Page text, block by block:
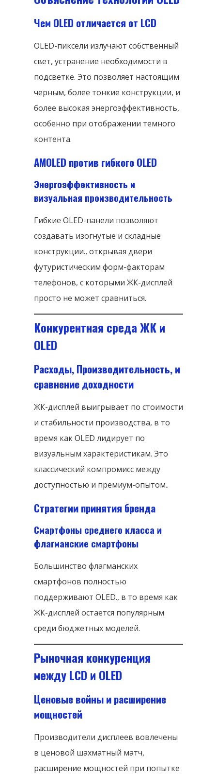
Чем OLED отличается от LCD
OLED-пиксели излучают собственный
свет, устранение необходимости в
подсветке. Это позволяет настоящим
черным, более тонкие конструкции, и
более высокая энергоэффективность,
особенно при отображении темного
контента.
AMOLED против гибкого OLED
Энергоэффективность и
визуальная производительность
Гибкие OLED-панели позволяют
создавать изогнутые и складные
конструкции., открывая двери
футуристическим форм-факторам
телефонов, с которыми ЖК-дисплей
просто не может сравниться.
Конкурентная среда ЖК и
OLED
Расходы, Производительность, и
сравнение доходности
ЖК-дисплей выигрывает по стоимости
и стабильности производства, в то
время как OLED лидирует по
визуальным характеристикам. Это
классический компромисс между
доступностью и премиум-опытом..
Стратегии принятия бренда
Смартфоны среднего класса и
флагманские смартфоны
Большинство флагманских
смартфонов полностью
поддерживают OLED., в то время как
ЖК-дисплей остается популярным
среди бюджетных моделей.
Рыночная конкуренция
между LCD и OLED
Ценовые войны и расширение
мощностей
Производители дисплеев вовлечены
в ценовой шахматный матч,
расширение мощностей при попытке